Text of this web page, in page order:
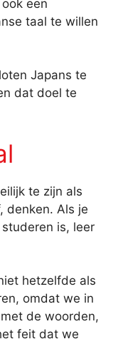
een
taal te willen
Japans te
dat doel te
te zijn als
denken. Als je
is, leer
hetzelfde als
omdat we in
de woorden,
feit dat we